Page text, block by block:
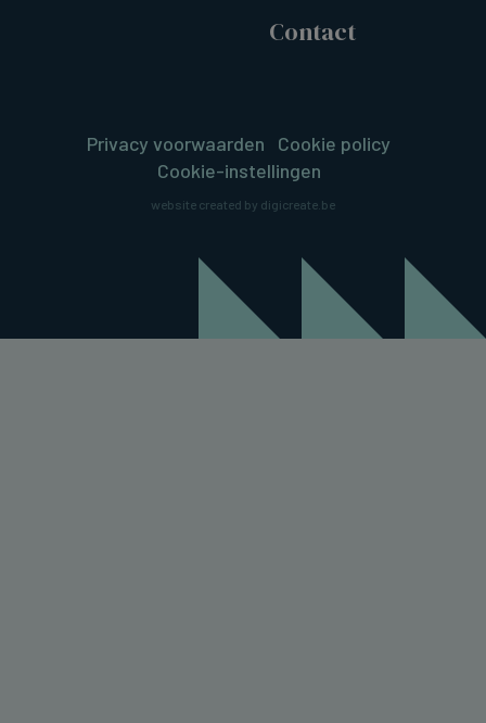
Contact
Privacy voorwaarden
Cookie policy
Cookie-instellingen
website created by digicreate.be